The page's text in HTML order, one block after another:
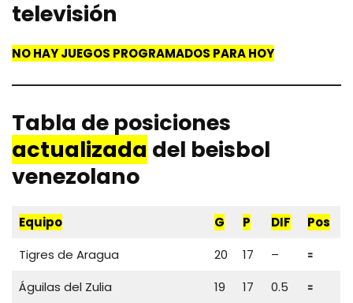
televisión
NO HAY JUEGOS PROGRAMADOS PARA HOY
Tabla de posiciones
actualizada del beisbol
venezolano
Equipo G P DIF
Pos
Tigres de Aragua
20 17 –
🟰
Águilas del Zulia
19 17 0.5
🟰